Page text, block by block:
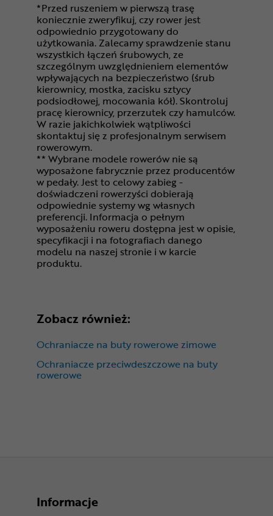
*Przed ruszeniem w pierwszą trasę
koniecznie zweryfikuj, czy rower jest
odpowiednio przygotowany do
użytkowania. Zalecamy sprawdzenie stanu
wszystkich łączeń śrubowych, ze
szczególnym uwzględnieniem elementów
wpływających na bezpieczeństwo (śrub
kierownicy, mostka, zacisku sztycy
podsiodłowej, mocowania kół). Skontroluj
pracę kierownicy, przerzutek czy hamulców.
W razie jakichkolwiek wątpliwości
skontaktuj się z profesjonalnym serwisem
rowerowym.
** Wybrane modele rowerów nie są
wyposażone fabrycznie przez producentów
w pedały. Jest to celowy zabieg -
doświadczeni rowerzyści dobierają
odpowiednie systemy wg własnych
preferencji. Informacja o pełnym
wyposażeniu roweru dostępna jest w opisie,
specyfikacji i na fotografiach danego
modelu na naszej stronie i w karcie
produktu.
Zobacz również:
Ochraniacze na buty rowerowe zimowe
Ochraniacze przeciwdeszczowe na buty
rowerowe
Informacje